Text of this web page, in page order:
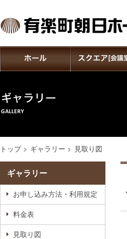
トップ ギャラリー 見取り図
ギャラリー
お申し込み方法・利用規定
料金表
見取り図